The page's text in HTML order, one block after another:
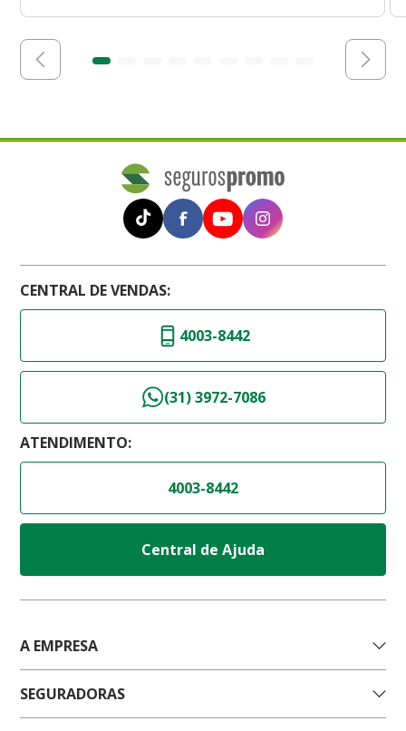
CENTRAL DE VENDAS:
4003-8442
(31) 3972-7086
ATENDIMENTO:
4003-8442
Central de Ajuda
A EMPRESA
SEGURADORAS